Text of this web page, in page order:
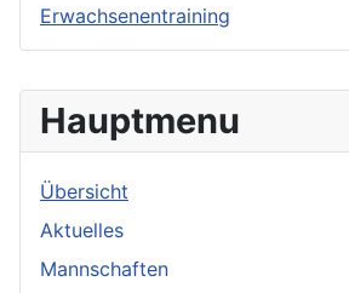
Hauptmenu
Übersicht
Aktuelles
Mannschaften
Erwachsenentraining